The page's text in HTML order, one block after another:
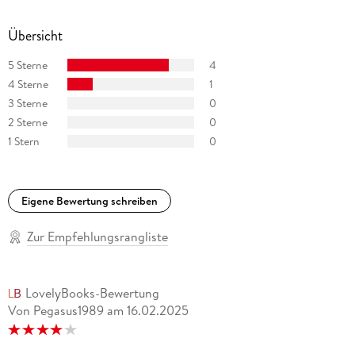
Übersicht
5 Sterne
4
4 Sterne
1
3 Sterne
0
2 Sterne
0
1 Stern
0
Eigene Bewertung schreiben
Zur Empfehlungsrangliste
LovelyBooks-Bewertung
Von Pegasus1989 am 16.02.2025